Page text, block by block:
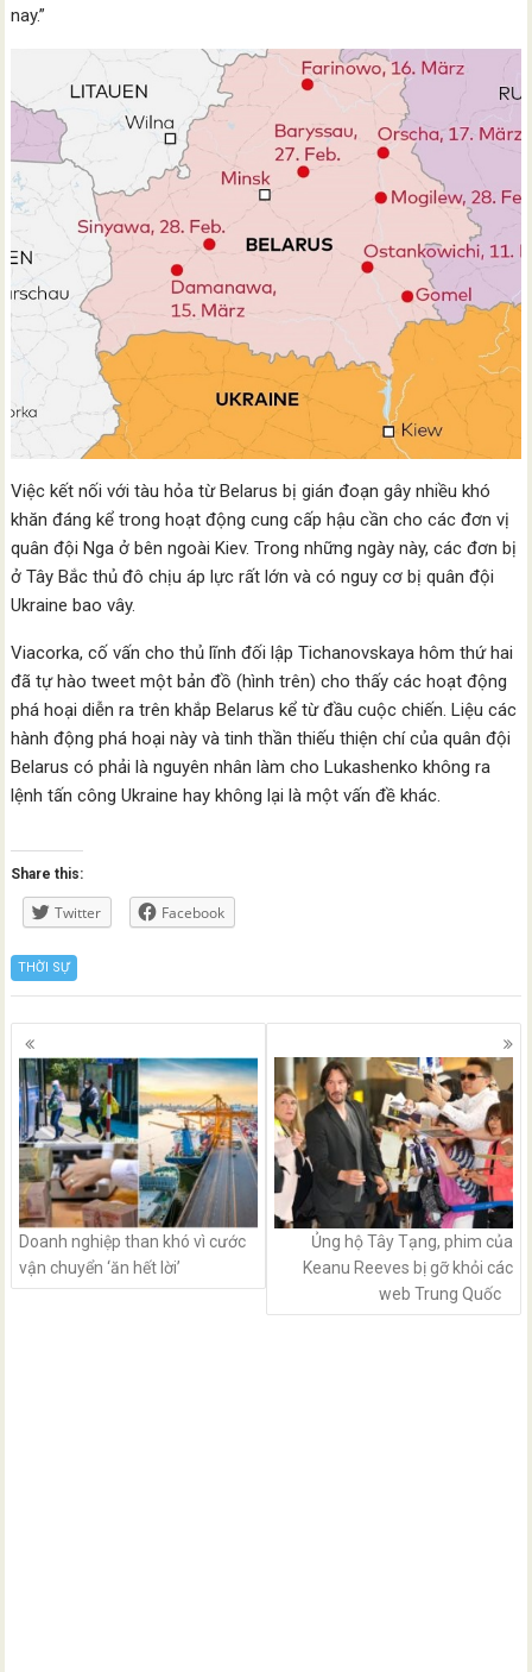
nay.”
Việc kết nối với tàu hỏa từ Belarus bị gián đoạn gây nhiều khó
khăn đáng kể trong hoạt động cung cấp hậu cần cho các đơn vị
quân đội Nga ở bên ngoài Kiev. Trong những ngày này, các đơn bị
ở Tây Bắc thủ đô chịu áp lực rất lớn và có nguy cơ bị quân đội
Ukraine bao vây.
Viacorka, cố vấn cho thủ lĩnh đối lập Tichanovskaya hôm thứ hai
đã tự hào tweet một bản đồ (hình trên) cho thấy các hoạt động
phá hoại diễn ra trên khắp Belarus kể từ đầu cuộc chiến. Liệu các
hành động phá hoại này và tinh thần thiếu thiện chí của quân đội
Belarus có phải là nguyên nhân làm cho Lukashenko không ra
lệnh tấn công Ukraine hay không lại là một vấn đề khác.
Share this:
Twitter Facebook
THỜI SỰ
Posts
navigation
Doanh nghiệp than khó vì cước
vận chuyển ‘ăn hết lời’
Ủng hộ Tây Tạng, phim của
Keanu Reeves bị gỡ khỏi các
web Trung Quốc